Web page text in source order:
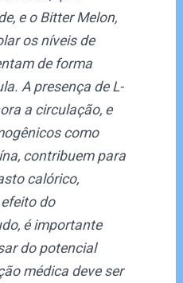
e o Bitter Melon,
os níveis de
de forma
A presença de L-
a circulação, e
como
contribuem para
calórico,
do
é importante
do potencial
médica deve ser